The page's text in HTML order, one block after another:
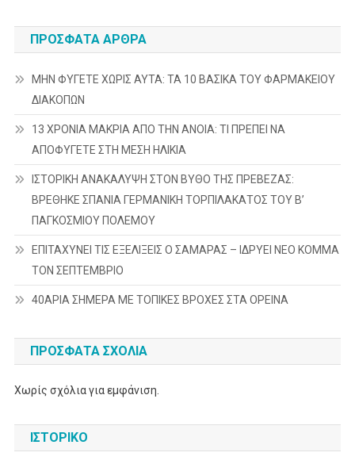
ΠΡΌΣΦΑΤΑ ΆΡΘΡΑ
ΜΗΝ ΦΥΓΕΤΕ ΧΩΡΙΣ ΑΥΤΑ: ΤΑ 10 ΒΑΣΙΚΑ ΤΟΥ ΦΑΡΜΑΚΕΙΟΥ
ΔΙΑΚΟΠΩΝ
13 ΧΡΟΝΙΑ ΜΑΚΡΙΑ ΑΠΟ ΤΗΝ ΑΝΟΙΑ: ΤΙ ΠΡΕΠΕΙ ΝΑ
ΑΠΟΦΥΓΕΤΕ ΣΤΗ ΜΕΣΗ ΗΛΙΚΙΑ
ΙΣΤΟΡΙΚΗ ΑΝΑΚΑΛΥΨΗ ΣΤΟΝ ΒΥΘΟ ΤΗΣ ΠΡΕΒΕΖΑΣ:
ΒΡΕΘΗΚΕ ΣΠΑΝΙΑ ΓΕΡΜΑΝΙΚΗ ΤΟΡΠΙΛΑΚΑΤΟΣ ΤΟΥ Β’
ΠΑΓΚΟΣΜΙΟΥ ΠΟΛΕΜΟΥ
ΕΠΙΤΑΧΥΝΕΙ ΤΙΣ ΕΞΕΛΙΞΕΙΣ Ο ΣΑΜΑΡΑΣ – ΙΔΡΥΕΙ ΝΕΟ ΚΟΜΜΑ
ΤΟΝ ΣΕΠΤΕΜΒΡΙΟ
40ΑΡΙΑ ΣΗΜΕΡΑ ΜΕ ΤΟΠΙΚΕΣ ΒΡΟΧΕΣ ΣΤΑ ΟΡΕΙΝΑ
ΠΡΌΣΦΑΤΑ ΣΧΌΛΙΑ
Χωρίς σχόλια για εμφάνιση.
ΙΣΤΟΡΙΚΌ